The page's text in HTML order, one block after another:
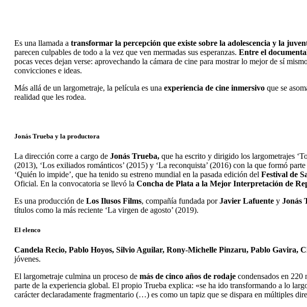
Es una llamada a transformar la percepción que existe sobre la adolescencia y la
parecen culpables de todo a la vez que ven mermadas sus esperanzas. Entre el
pocas veces dejan verse: aprovechando la cámara de cine para mostrar lo mejor de sí
convicciones e ideas.
Más allá de un largometraje, la película es una experiencia de cine inmersivo que se
realidad que les rodea.
Jonás Trueba y la productora
La dirección corre a cargo de Jonás Trueba, que ha escrito y dirigido los largometrajes
(2013), ‘Los exiliados románticos’ (2015) y ‘La reconquista’ (2016) con la que formó
‘Quién lo impide’, que ha tenido su estreno mundial en la pasada edición del Festival de
Oficial. En la convocatoria se llevó la Concha de Plata a la Mejor Interpretación de
Es una producción de Los Ilusos Films, compañía fundada porJavier Lafuente y Jonás
títulos como la más reciente ‘La virgen de agosto’ (2019).
El elenco
Candela Recio, Pablo Hoyos, Silvio Aguilar, Rony-Michelle Pinzaru, Pablo Gavira,
jóvenes.
El largometraje culmina un proceso de más de cinco años de rodaje condensados en 220
parte de la experiencia global. El propio Trueba explica: «se ha ido transformando a lo
carácter declaradamente fragmentario (…) es como un tapiz que se dispara en múltiples